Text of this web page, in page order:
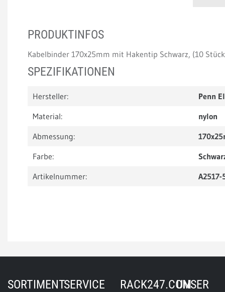
PRODUKTINFOS
Kabelbinder 170x25mm mit Hakentip Schwarz, (10
SPEZIFIKATIONEN
Hersteller:
Penn
Material:
nylon
Abmessung:
Farbe:
Artikelnummer:
SORTIMENTSERVICE RACK247.COMUNSER